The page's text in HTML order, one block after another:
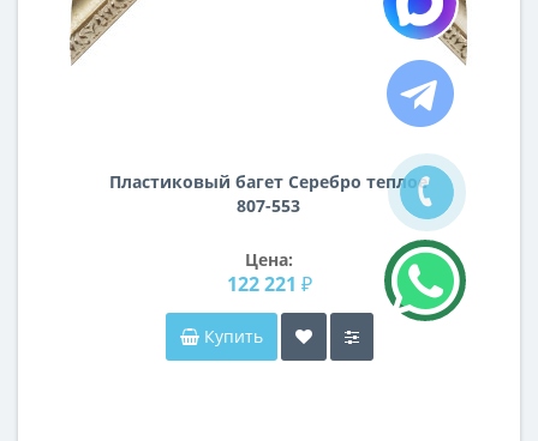
Пластиковый багет Серебро теплое
807-553
Цена:
122 221 ₽
Купить